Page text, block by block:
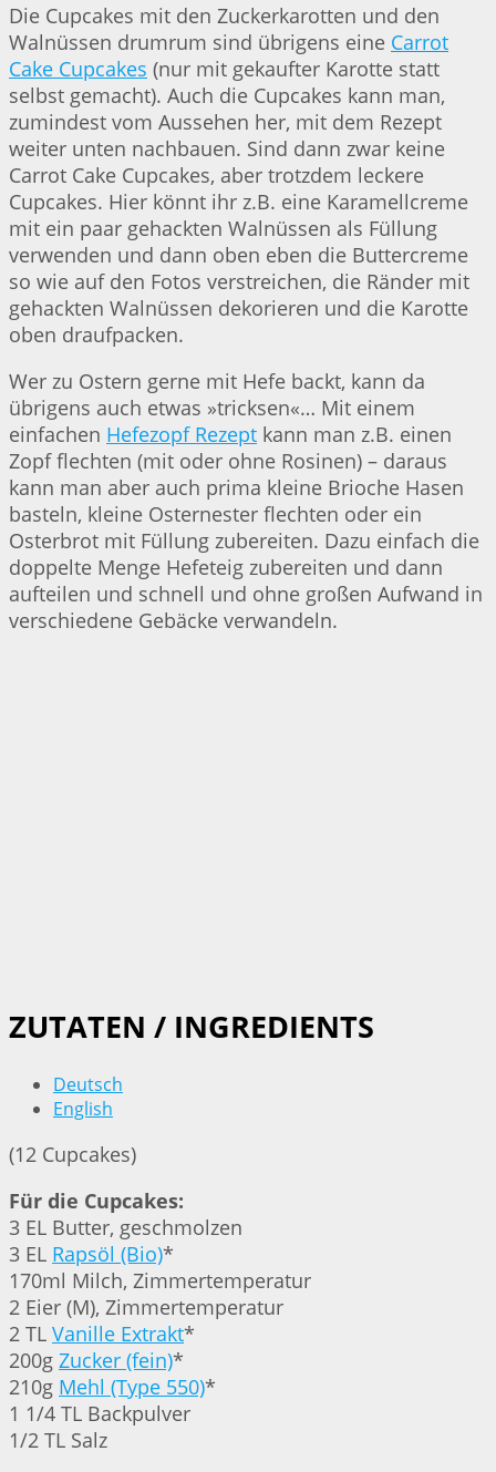
Die Cupcakes mit den Zuckerkarotten und den
Walnüssen drumrum sind übrigens eine Carrot
Cake Cupcakes (nur mit gekaufter Karotte statt
selbst gemacht). Auch die Cupcakes kann man,
zumindest vom Aussehen her, mit dem Rezept
weiter unten nachbauen. Sind dann zwar keine
Carrot Cake Cupcakes, aber trotzdem leckere
Cupcakes. Hier könnt ihr z.B. eine Karamellcreme
mit ein paar gehackten Walnüssen als Füllung
verwenden und dann oben eben die Buttercreme
so wie auf den Fotos verstreichen, die Ränder mit
gehackten Walnüssen dekorieren und die Karotte
oben draufpacken.
Wer zu Ostern gerne mit Hefe backt, kann da
übrigens auch etwas »tricksen«… Mit einem
einfachen Hefezopf Rezept kann man z.B. einen
Zopf flechten (mit oder ohne Rosinen) – daraus
kann man aber auch prima kleine Brioche Hasen
basteln, kleine Osternester flechten oder ein
Osterbrot mit Füllung zubereiten. Dazu einfach die
doppelte Menge Hefeteig zubereiten und dann
aufteilen und schnell und ohne großen Aufwand in
verschiedene Gebäcke verwandeln.
ZUTATEN / INGREDIENTS
Deutsch
English
(12 Cupcakes)
Für die Cupcakes:
3 EL Butter, geschmolzen
3 EL Rapsöl (Bio)*
170ml Milch, Zimmertemperatur
2 Eier (M), Zimmertemperatur
2 TL Vanille Extrakt*
200g Zucker (fein)*
210g Mehl (Type 550)*
1 1/4 TL Backpulver
1/2 TL Salz